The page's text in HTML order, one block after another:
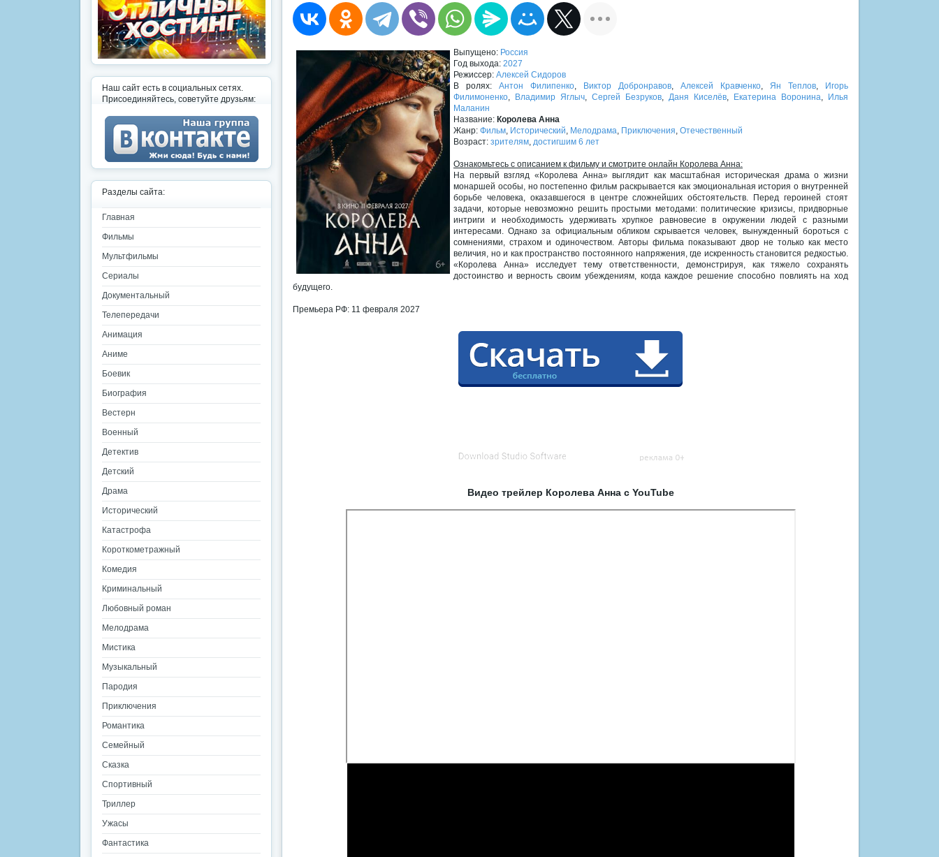
Выпущено: Россия
Год выхода: 2027
Режиссер: Алексей Сидоров
В ролях: Антон Филипенко, Виктор Добронравов, Алексей Кравченко, Ян Теплов,
Игорь
Филимоненко, Владимир Яглыч, Сергей Безруков, Даня Киселёв, Екатерина Воронина,
Илья
Маланин
Название: Королева Анна
Жанр: Фильм, Исторический, Мелодрама, Приключения, Отечественный
Возраст: зрителям, достигшим 6 лет
Ознакомьтесь с описанием к фильму и смотрите онлайн Королева Анна:
На первый взгляд «Королева Анна» выглядит как масштабная историческая драма о жизни
монаршей особы, но постепенно фильм раскрывается как эмоциональная история о внутренней
борьбе человека, оказавшегося в центре сложнейших обстоятельств. Перед героиней стоят
задачи, которые невозможно решить простыми методами: политические кризисы, придворные
интриги и необходимость удерживать хрупкое равновесие в окружении людей с разными
интересами. Однако за официальным обликом скрывается человек, вынужденный бороться с
сомнениями, страхом и одиночеством. Авторы фильма показывают двор не только как место
величия, но и как пространство постоянного напряжения, где искренность становится редкостью.
«Королева Анна» исследует тему ответственности, демонстрируя, как тяжело сохранять
достоинство и верность своим убеждениям, когда каждое решение способно повлиять на ход
будущего.
Премьера РФ: 11 февраля 2027
Видео трейлер Королева Анна с YouTube
Наш сайт есть в социальных сетях.
Присоединяйтесь, советуйте друзьям:
Разделы сайта:
Главная
Фильмы
Мультфильмы
Сериалы
Документальный
Телепередачи
Анимация
Аниме
Боевик
Биография
Вестерн
Военный
Детектив
Детский
Драма
Исторический
Катастрофа
Короткометражный
Комедия
Криминальный
Любовный роман
Мелодрама
Мистика
Музыкальный
Пародия
Приключения
Романтика
Семейный
Сказка
Спортивный
Триллер
Ужасы
Фантастика